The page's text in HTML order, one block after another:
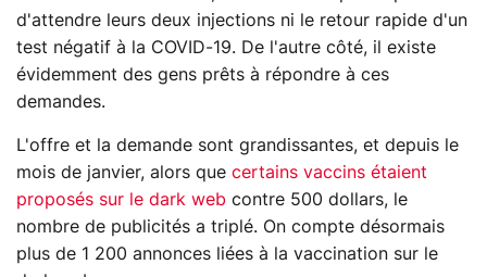
d'attendre leurs deux injections ni le retour rapide d'un
test négatif à la COVID-19. De l'autre côté, il existe
évidemment des gens prêts à répondre à ces
demandes.
L'offre et la demande sont grandissantes, et depuis le
mois de janvier, alors que certains vaccins étaient
proposés sur le dark web contre 500 dollars, le
nombre de publicités a triplé. On compte désormais
plus de 1 200 annonces liées à la vaccination sur le